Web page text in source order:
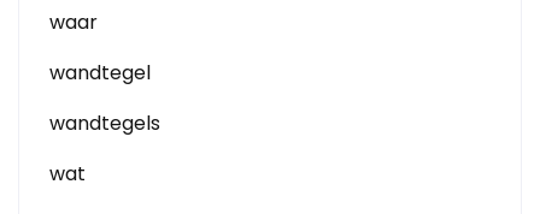
waar
wandtegel
wandtegels
wat